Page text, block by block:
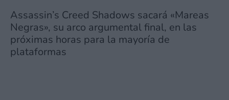
Assassin’s Creed Shadows sacará «Mareas
Negras», su arco argumental final, en las
próximas horas para la mayoría de
plataformas